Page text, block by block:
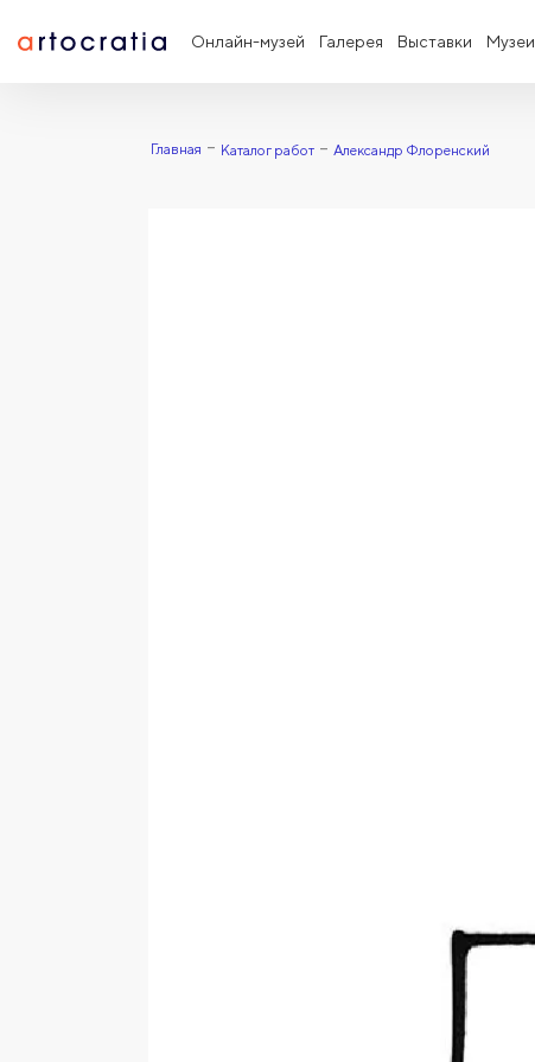
Онлайн-музей Галерея Выставки Музеи
Главная Каталог работ Александр Флоренский